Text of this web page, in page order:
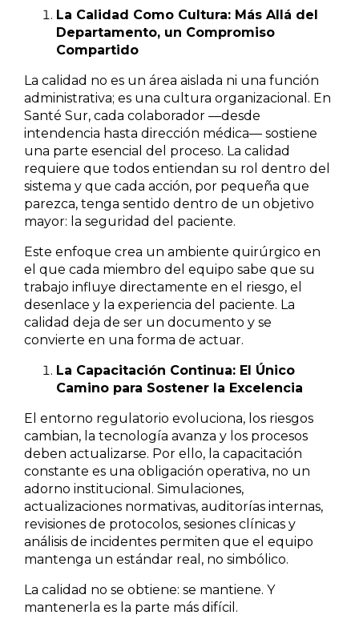
La Calidad Como Cultura: Más Allá del
Departamento, un Compromiso
Compartido
La calidad no es un área aislada ni una función
administrativa; es una cultura organizacional. En
Santé Sur, cada colaborador —desde
intendencia hasta dirección médica— sostiene
una parte esencial del proceso. La calidad
requiere que todos entiendan su rol dentro del
sistema y que cada acción, por pequeña que
parezca, tenga sentido dentro de un objetivo
mayor: la seguridad del paciente.
Este enfoque crea un ambiente quirúrgico en
el que cada miembro del equipo sabe que su
trabajo influye directamente en el riesgo, el
desenlace y la experiencia del paciente. La
calidad deja de ser un documento y se
convierte en una forma de actuar.
La Capacitación Continua: El Único
Camino para Sostener la Excelencia
El entorno regulatorio evoluciona, los riesgos
cambian, la tecnología avanza y los procesos
deben actualizarse. Por ello, la capacitación
constante es una obligación operativa, no un
adorno institucional. Simulaciones,
actualizaciones normativas, auditorías internas,
revisiones de protocolos, sesiones clínicas y
análisis de incidentes permiten que el equipo
mantenga un estándar real, no simbólico.
La calidad no se obtiene: se mantiene. Y
mantenerla es la parte más difícil.